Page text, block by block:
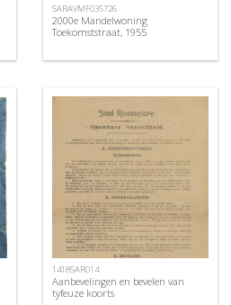
SARAVMF035726
2000e Mandelwoning
Toekomststraat, 1955
1418SAR014
Aanbevelingen en bevelen van
tyfeuze koorts